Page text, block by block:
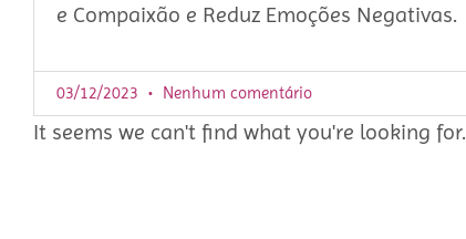
e Compaixão e Reduz Emoções Negativas.
03/12/2023 Nenhum comentário
It seems we can't find what you're looking for.